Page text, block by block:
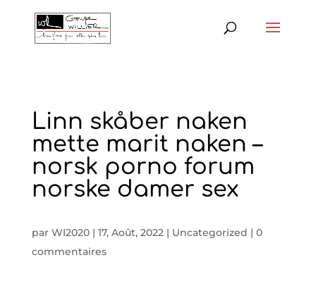
Linn skåber naken
mette marit naken –
norsk porno forum
norske damer sex
par WI2020| 17, Août, 2022| Uncategorized | 0
commentaires